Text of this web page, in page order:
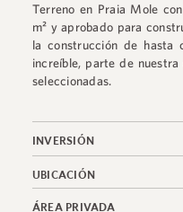
Terreno en Praia Mole
m² y aprobado para
la construcción de hasta
increíble, parte de
seleccionadas.
INVERSIÓN
UBICACIÓN
ÁREA PRIVADA